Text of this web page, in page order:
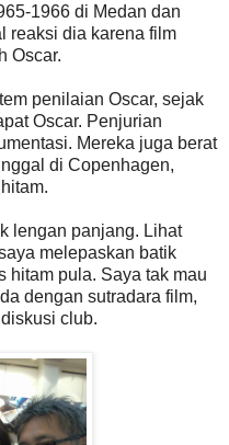
1966 di Medan dan
reaksi dia karena film
Oscar.
penilaian Oscar, sejak
Oscar. Penjurian
Mereka juga berat
di Copenhagen,
lengan panjang. Lihat
melepaskan batik
hitam pula. Saya tak mau
dengan sutradara film,
club.